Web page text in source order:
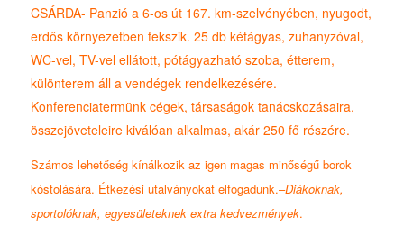
CSÁRDA- Panzió a 6-os út 167. km-szelvényében, nyugodt,
erdős környezetben fekszik. 25 db kétágyas, zuhanyzóval,
WC-vel, TV-vel ellátott, pótágyazható szoba, étterem,
különterem áll a vendégek rendelkezésére.
Konferenciatermünk cégek, társaságok tanácskozásaira,
összejöveteleire kiválóan alkalmas, akár 250 fő részére.
Számos lehetőség kínálkozik az igen magas minőségű borok
kóstolására. Étkezési utalványokat elfogadunk.–Diákoknak,
sportolóknak, egyesületeknek extra kedvezmények.